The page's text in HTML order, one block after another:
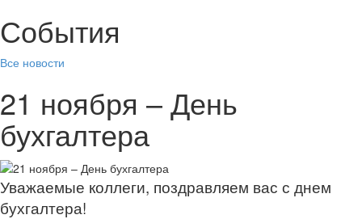
События
Все новости
21 ноября – День
бухгалтера
Уважаемые коллеги, поздравляем вас с днем
бухгалтера!